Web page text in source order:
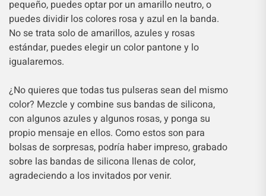
pequeño, puedes optar por un amarillo neutro, o
puedes dividir los colores rosa y azul en la banda.
No se trata solo de amarillos, azules y rosas
estándar, puedes elegir un color pantone y lo
igualaremos.
¿No quieres que todas tus pulseras sean del mismo
color? Mezcle y combine sus bandas de silicona,
con algunos azules y algunos rosas, y ponga su
propio mensaje en ellos. Como estos son para
bolsas de sorpresas, podría haber impreso, grabado
sobre las bandas de silicona llenas de color,
agradeciendo a los invitados por venir.